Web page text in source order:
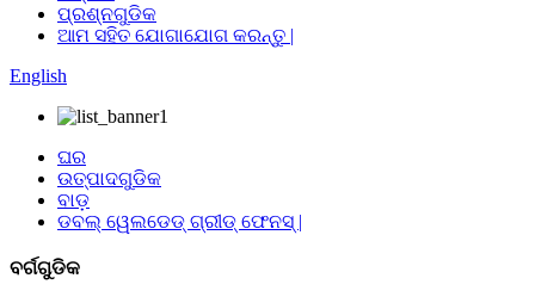
ପ୍ରଶ୍ନଗୁଡିକ
ଆମ ସହିତ ଯୋଗାଯୋଗ କରନ୍ତୁ |
English
ଘର
ଉତ୍ପାଦଗୁଡିକ
ବାଡ଼
ଡବଲ୍ ୱେଲଡେଡ୍ ଗ୍ରୀଡ୍ ଫେନସ୍ |
ବର୍ଗଗୁଡିକ